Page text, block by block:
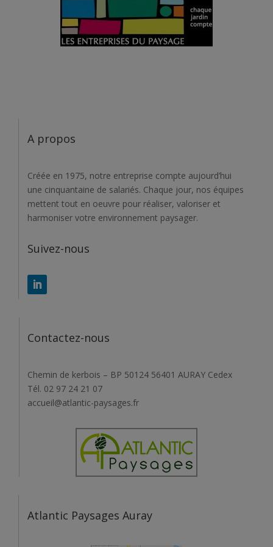
A propos
Créée en 1975, notre entreprise compte aujourd’hui
une cinquantaine de salariés. Chaque jour, nos équipes
mettent tout en oeuvre pour réaliser, valoriser et
harmoniser votre environnement paysager.
Suivez-nous
Contactez-nous
Chemin de kerbois – BP 50124 56401 AURAY Cedex
Tél. 02 97 24 21 07
accueil@atlantic-paysages.fr
Atlantic Paysages Auray